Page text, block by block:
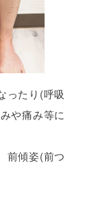
ったり(呼吸
や痛み等に
前傾姿(前つ